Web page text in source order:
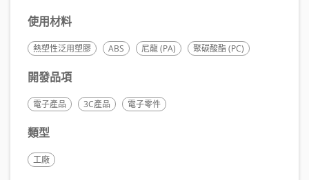
使用材料
熱塑性泛用塑膠 ABS 尼龍 (PA) 聚碳酸酯 (PC)
開發品項
電子產品 3C產品 電子零件
類型
工廠